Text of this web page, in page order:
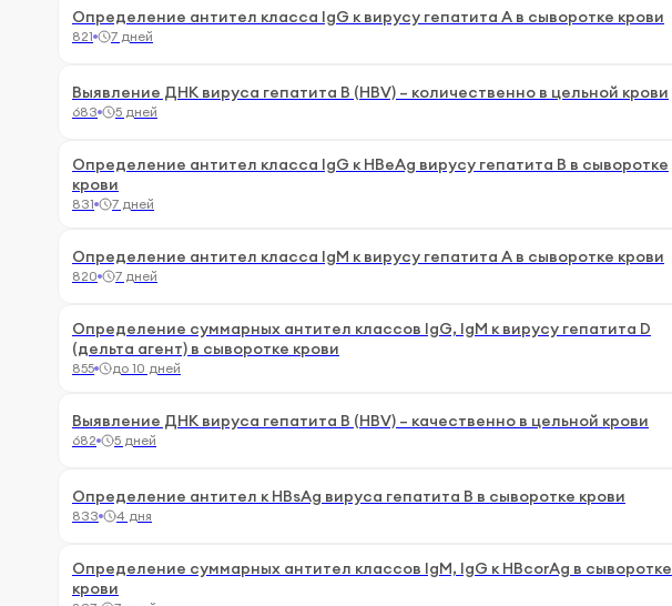
Определение антител класса IgG к вирусу гепатита А в сыворотке крови
821 7 дней
Выявление ДНК вируса гепатита В (HBV) – количественно в цельной крови
683 5 дней
Определение антител класса IgG к HBeAg вирусу гепатита В в сыворотке
крови
831 7 дней
Определение антител класса IgM к вирусу гепатита А в сыворотке крови
820 7 дней
Определение суммарных антител классов IgG, IgM к вирусу гепатита D
(дельта агент) в сыворотке крови
855 до 10 дней
Выявление ДНК вируса гепатита В (HBV) – качественно в цельной крови
682 5 дней
Определение антител к HBsAg вируса гепатита В в сыворотке крови
833 4 дня
Определение суммарных антител классов IgM, IgG к HBcorAg в сыворотке
крови